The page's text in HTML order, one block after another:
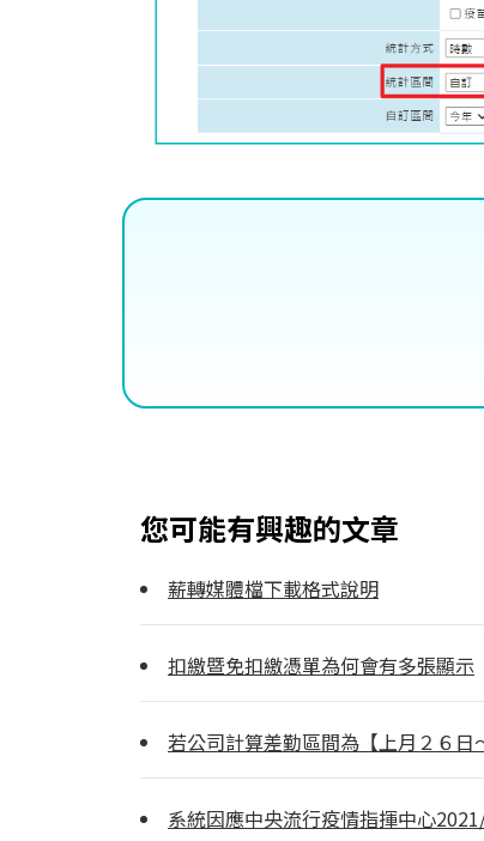
您可能有興趣的文章
薪轉媒體檔下載格式說明
扣繳暨免扣繳憑單為何會有多張顯示
若公司計算差勤區間為【上月２６
系統因應中央流行疫情指揮中心